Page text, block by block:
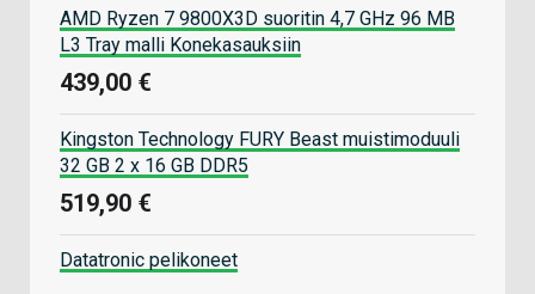
AMD Ryzen 7 9800X3D suoritin 4,7 GHz 96 MB
L3 Tray malli Konekasauksiin
439,00 €
Kingston Technology FURY Beast muistimoduuli
32 GB 2 x 16 GB DDR5
519,90 €
Datatronic pelikoneet